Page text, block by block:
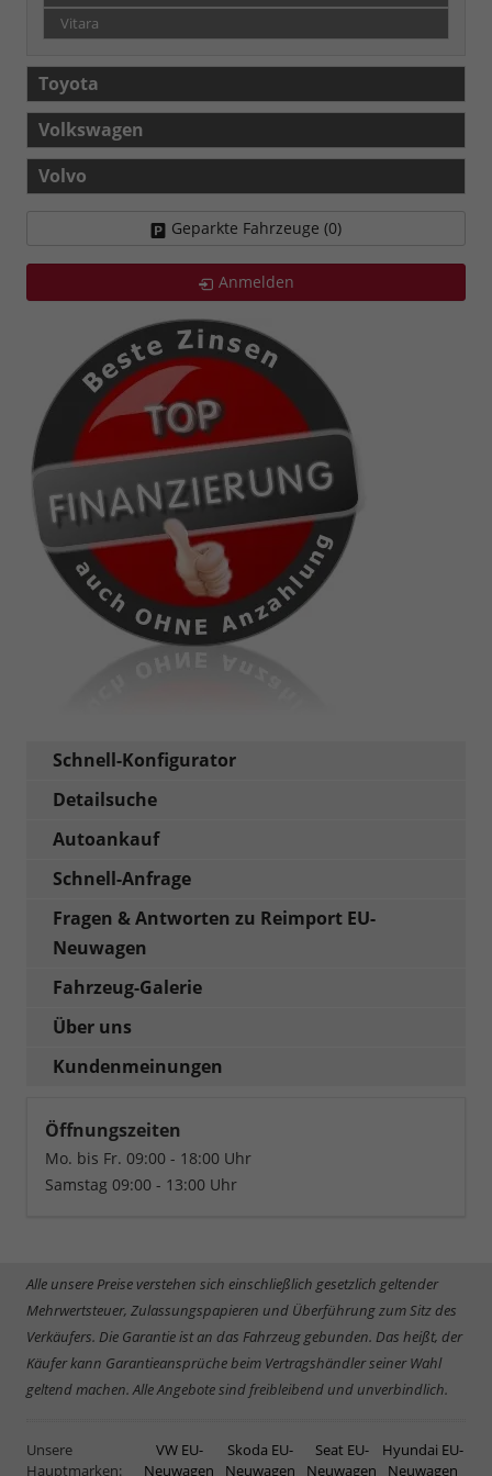
Vitara
Toyota
Volkswagen
Volvo
Geparkte Fahrzeuge (0)
Anmelden
Schnell-Konfigurator
Detailsuche
Autoankauf
Schnell-Anfrage
Fragen & Antworten zu Reimport EU-
Neuwagen
Fahrzeug-Galerie
Über uns
Kundenmeinungen
Öffnungszeiten
Mo. bis Fr. 09:00 - 18:00 Uhr
Samstag 09:00 - 13:00 Uhr
Alle unsere Preise verstehen sich einschließlich gesetzlich geltender
Mehrwertsteuer, Zulassungspapieren und Überführung zum Sitz des
Verkäufers. Die Garantie ist an das Fahrzeug gebunden. Das heißt, der
Käufer kann Garantieansprüche beim Vertragshändler seiner Wahl
geltend machen. Alle Angebote sind freibleibend und unverbindlich.
Unsere
Hauptmarken:
VW EU-
Neuwagen
Skoda EU-
Neuwagen
Seat EU-
Neuwagen
Hyundai EU-
Neuwagen